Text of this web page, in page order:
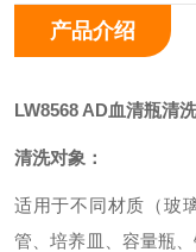
产品介绍
LW8568 AD血清瓶清
清洗对象：
适用于不同材质（玻
管、培养皿、容量瓶